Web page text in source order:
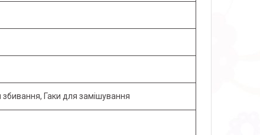
збивання, Гаки для замішування